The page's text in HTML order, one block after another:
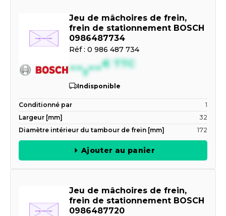
Jeu de mâchoires de frein,
frein de stationnement BOSCH
0986487734
Réf : 0 986 487 734
--,--€ TTC
Indisponible
Conditionné par
1
Largeur [mm]
32
Diamètre intérieur du tambour de frein [mm]
172
Ajouter au panier
Jeu de mâchoires de frein,
frein de stationnement BOSCH
0986487720